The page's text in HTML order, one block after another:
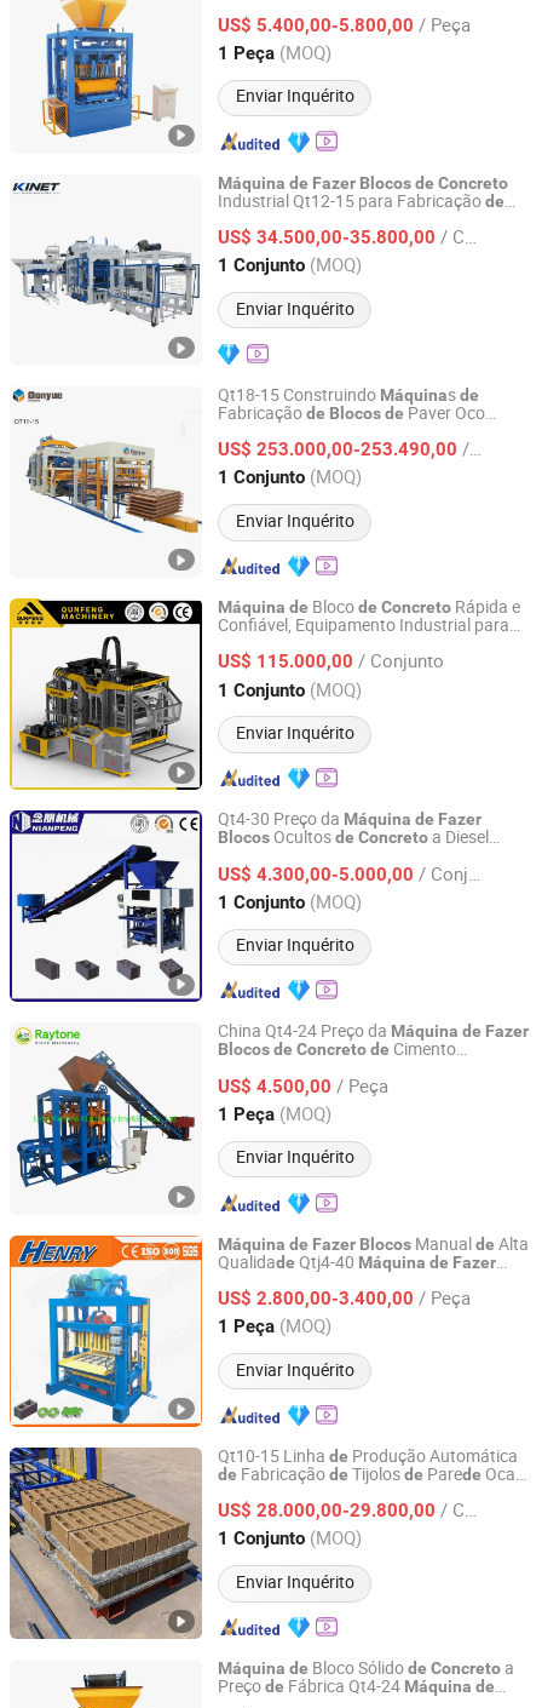
US$ 5.400,00-5.800,00 / Peça
1 Peça (MOQ)
Enviar Inquérito
Shandong, China Desde 2021
Máquina de Fazer Blocosde Concreto
Industrial Qt12-15 para Fabricaçãode
US$ 34.500,00-35.800,00 / Conjunto
1 Conjunto (MOQ)
Enviar Inquérito
Linyi Yanlin Machinery Manufacturing Co., Ltd.
Shandong, China Desde 2026
Qt18-15 Construindo Máquinasde
Fabricaçãode Blocosde Paver Oco
US$ 253.000,00-253.490,00 / Conjunto
1 Conjunto (MOQ)
Enviar Inquérito
Dongyue Machinery Group Co., Ltd.
Shandong, China Desde 2009
Máquina de Blocode Concreto Rápida e
Confiável, Equipamento Industrial para
US$ 115.000,00 / Conjunto
1 Conjunto (MOQ)
Enviar Inquérito
Fujian Qunfeng Machinery Co., Ltd.
Fujian, China Desde 2005
Qt4-30 Preço da Máquina de Fazer
Blocos Ocultosde Concreto a Diesel
FazerTijolosdeCimento
US$ 4.300,00-5.000,00 / Conjunto
1 Conjunto (MOQ)
Enviar Inquérito
Langfang Nianpeng International Trade Co., Ltd.
Hebei, China Desde 2024
China Qt4-24 Preço da Máquina de Fazer
Blocosde Concretode Cimento
US$ 4.500,00 / Peça
1 Peça (MOQ)
Enviar Inquérito
LINYI RAYTONE MACHINERY MANUFACTURING CO., LTD.
Shandong, China Desde 2015
Máquina de Fazer Blocos Manualde Alta
Qualidade Qtj4-40 Máquina de Fazer
Blocos
US$ 2.800,00-3.400,00 / Peça
1 Peça (MOQ)
Enviar Inquérito
SHANDONG HENRY INTELLIGENT MACHINERY
MANUFACTURING CO., LTD.
Shandong, China Desde 2019
Qt10-15 Linha de Produção Automática
de Fabricaçãode Tijolosde Parede Oca
BlocosdeConcreto
US$ 28.000,00-29.800,00 / Conjunto
1 Conjunto (MOQ)
Enviar Inquérito
Shandong Canhua International Trade Co., Ltd.
Shandong, China Desde 2023
Máquina de Bloco Sólidode Concreto a
Preçode Fábrica Qt4-24 Máquina de
Linyi Xiangrong Machinery Co., Ltd.